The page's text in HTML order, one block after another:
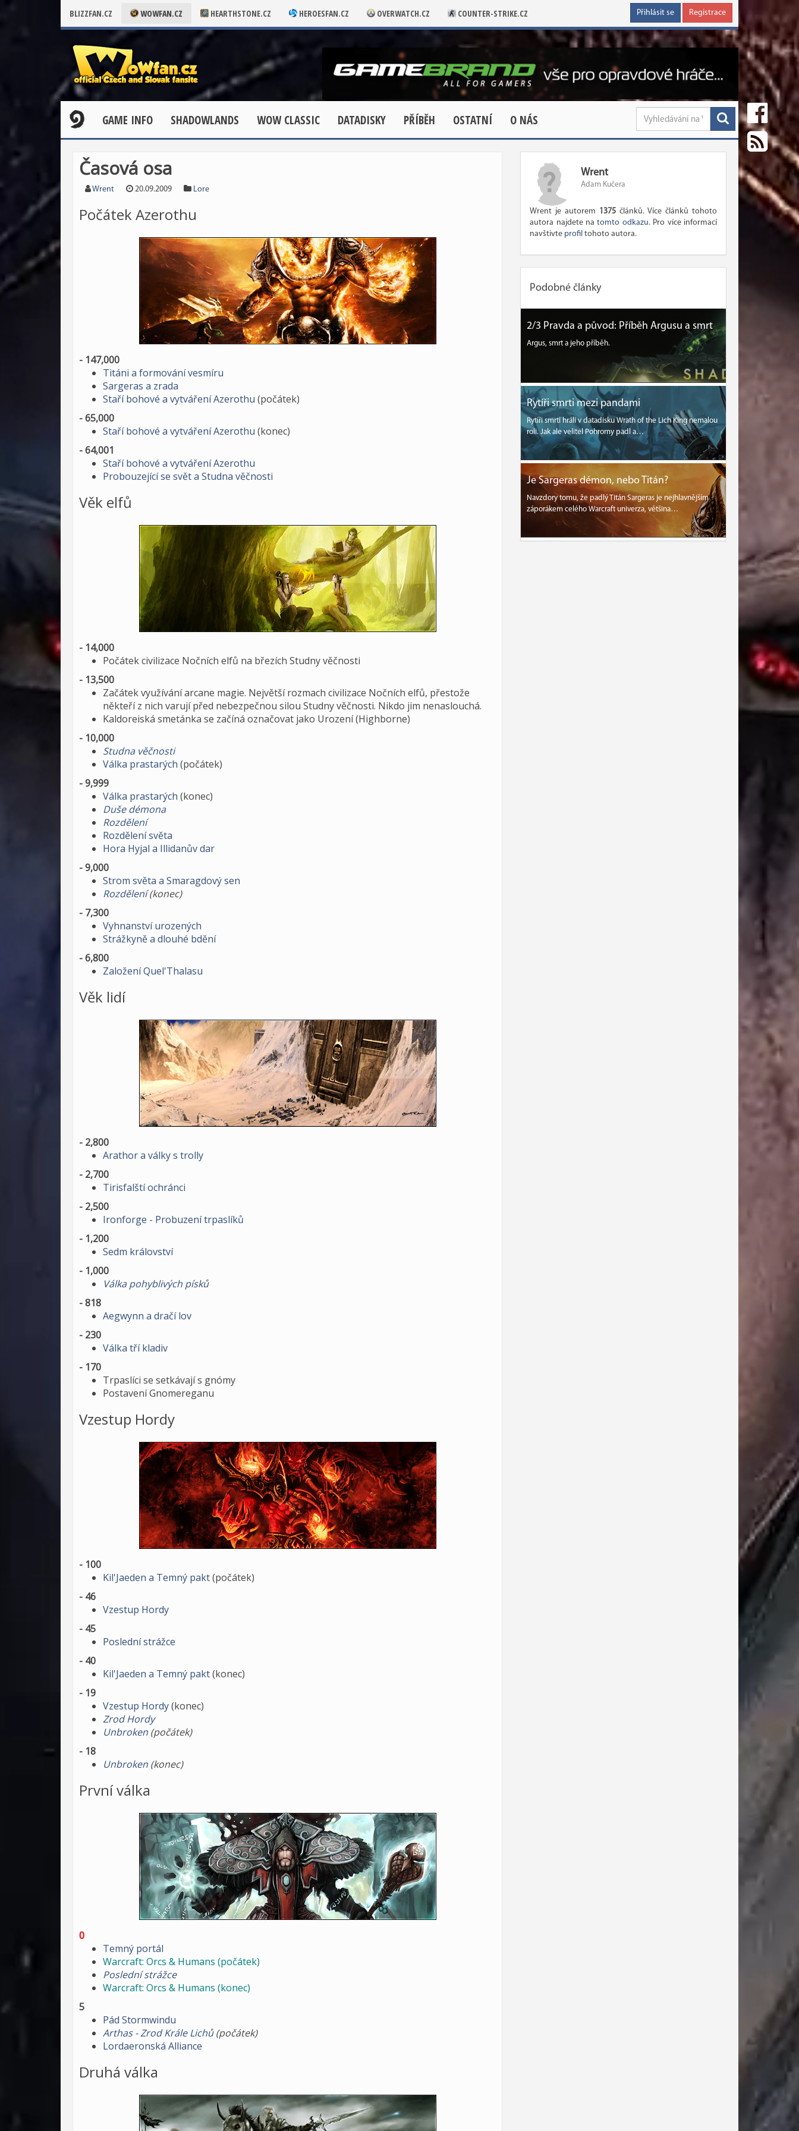
BLIZZFAN.CZ WOWFAN.CZ HEARTHSTONE.CZ HEROESFAN.CZ OVERWATCH.CZ COUNTER-STRIKE.CZ Přihlásit se Registrace
GAME INFO SHADOWLANDS WOW CLASSIC DATADISKY PŘÍBĚH OSTATNÍ O NÁS
Časová osa
Wrent 20.09.2009 Lore
Počátek Azerothu
- 147,000
Titáni a formování vesmíru
Sargeras a zrada
Staří bohové a vytváření Azerothu (počátek)
- 65,000
Staří bohové a vytváření Azerothu (konec)
- 64,001
Staří bohové a vytváření Azerothu
Probouzející se svět a Studna věčnosti
Věk elfů
- 14,000
Počátek civilizace Nočních elfů na březích Studny věčnosti
- 13,500
Začátek využívání arcane magie. Největší rozmach civilizace Nočních elfů, přestože
někteří z nich varují před nebezpečnou silou Studny věčnosti. Nikdo jim nenaslouchá.
Kaldoreiská smetánka se začíná označovat jako Urození (Highborne)
- 10,000
Studna věčnosti
Válka prastarých (počátek)
- 9,999
Válka prastarých (konec)
Duše démona
Rozdělení
Rozdělení světa
Hora Hyjal a Illidanův dar
- 9,000
Strom světa a Smaragdový sen
Rozdělení(konec)
- 7,300
Vyhnanství urozených
Strážkyně a dlouhé bdění
- 6,800
Založení Quel'Thalasu
Věk lidí
- 2,800
Arathor a války s trolly
- 2,700
Tirisfalští ochránci
- 2,500
Ironforge - Probuzení trpaslíků
- 1,200
Sedm království
- 1,000
Válka pohyblivých písků
- 818
Aegwynn a dračí lov
- 230
Válka tří kladiv
- 170
Trpaslíci se setkávají s gnómy
Postavení Gnomereganu
Vzestup Hordy
- 100
Kil'Jaeden a Temný pakt(počátek)
- 46
Vzestup Hordy
- 45
Poslední strážce
- 40
Kil'Jaeden a Temný pakt(konec)
- 19
Vzestup Hordy(konec)
Zrod Hordy
Unbroken (počátek)
- 18
Unbroken (konec)
První válka
0
Temný portál
Warcraft: Orcs & Humans (počátek)
Poslední strážce
Warcraft: Orcs & Humans (konec)
5
Pád Stormwindu
Arthas - Zrod Krále Lichů(počátek)
Lordaeronská Alliance
Druhá válka
Wrent
Adam Kučera
Wrent je autorem 1375 článků. Více článků tohoto
autora najdete natomto odkazu. Pro více informací
navštivte profil tohoto autora.
Podobné články
2/3 Pravda a původ: Příběh Argusu a smrt
Argus, smrt a jeho příběh.
Rytíři smrti mezi pandami
Rytíři smrti hráli v datadisku Wrath of the Lich King nemalou
roli. Jak ale velitel Pohromy padl a…
Je Sargeras démon, nebo Titán?
Navzdory tomu, že padlý Titán Sargeras je nejhlavnějším
záporákem celého Warcraft univerza, většina…